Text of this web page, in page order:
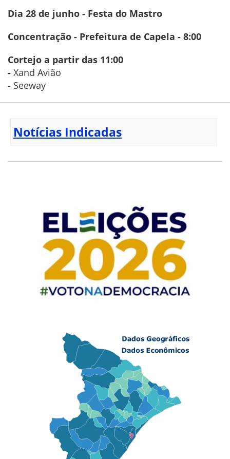
Dia 28 de junho - Festa do Mastro
Concentração - Prefeitura de Capela - 8:00
Cortejo a partir das 11:00
- Xand Avião
- Seeway
Notícias Indicadas